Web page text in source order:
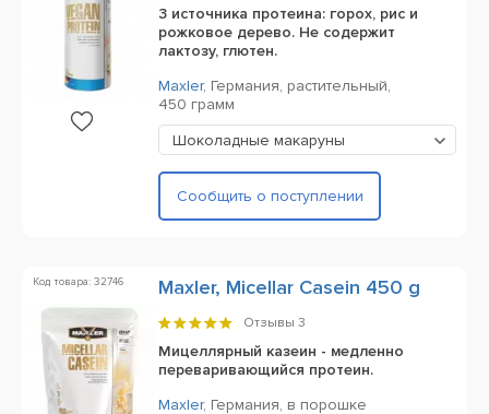
3 источника протеина: горох, рис и
рожковое дерево. Не содержит
лактозу, глютен.
Maxler, Германия, растительный,
450 грамм
Шоколадные макаруны
Сообщить о поступлении
Код товара: 32746 Maxler, Micellar Casein 450 g
Отзывы 3
Мицеллярный казеин - медленно
переваривающийся протеин.
Maxler, Германия, в порошке